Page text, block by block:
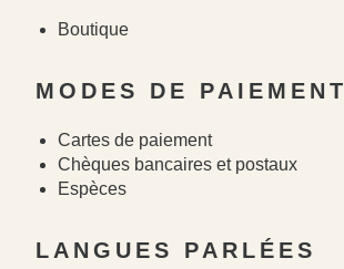
Boutique
MODES DE PAIEMENT
Cartes de paiement
Chèques bancaires et postaux
Espèces
LANGUES PARLÉES